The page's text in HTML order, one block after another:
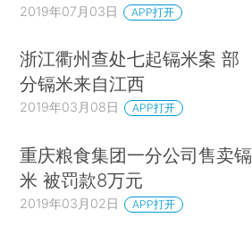
2019年07月03日 APP打开
浙江衢州查处七起镉米案 部
分镉米来自江西
2019年03月08日 APP打开
重庆粮食集团一分公司售卖镉
米 被罚款8万元
2019年03月02日 APP打开